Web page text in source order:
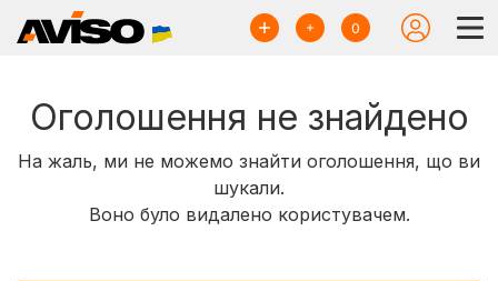
0
Оголошення не знайдено
На жаль, ми не можемо знайти оголошення, що ви
шукали.
Воно було видалено користувачем.